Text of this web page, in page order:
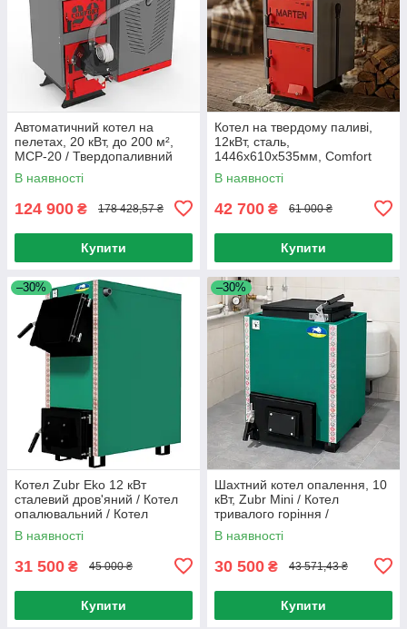
Автоматичний котел на
пелетах, 20 кВт, до 200 м²,
MCP-20 / Твердопаливний
котел / Автоматичний
пелетний котел
В наявності
124 900 ₴ 178 428,57 ₴
Купити
Котел на твердому паливі,
12кВт, сталь,
1446х610х535мм, Comfort
MC-12 / Котел тривалого
горіння / Котел
В наявності
42 700 ₴ 61 000 ₴
Купити
–30%
Котел Zubr Eko 12 кВт
сталевий дров'яний / Котел
опалювальний / Котел
твердопаливний
В наявності
31 500 ₴ 45 000 ₴
Купити
–30%
Шахтний котел опалення, 10
кВт, Zubr Mini / Котел
тривалого горіння /
Одноконтурний котел
твердопаливний
В наявності
30 500 ₴ 43 571,43 ₴
Купити